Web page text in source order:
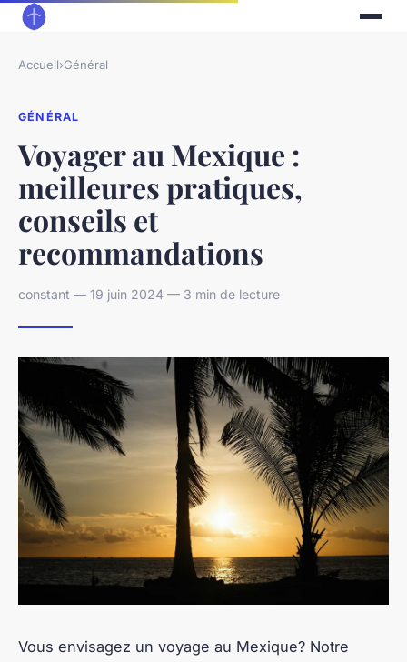
Accueil›Général
GÉNÉRAL
Voyager au Mexique :
meilleures pratiques,
conseils et
recommandations
constant — 19 juin 2024 — 3 min de lecture
Vous envisagez un voyage au Mexique? Notre